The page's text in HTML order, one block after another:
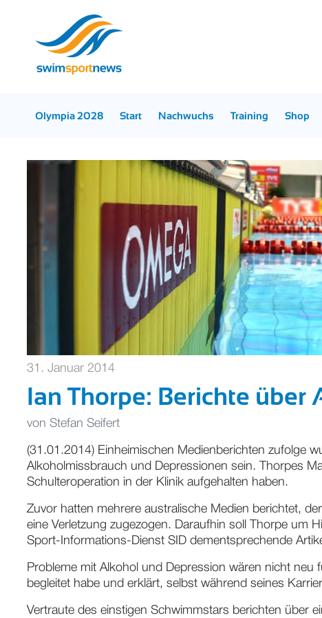
Olympia 2028 Start Nachwuchs Training Shop
31. Januar 2014
Ian Thorpe: Berichte
von Stefan Seifert
(31.01.2014) Einheimischen Medienberichten zufolge
Alkoholmissbrauch und Depressionen sein. Thorpes
Schulteroperation in der Klinik aufgehalten haben.
Zuvor hatten mehrere australische Medien berichtet,
eine Verletzung zugezogen. Daraufhin soll Thorpe um
Sport-Informations-Dienst SID dementsprechende
Probleme mit Alkohol und Depression wären nicht neu
begleitet habe und erklärt, selbst während seines
Vertraute des einstigen Schwimmstars berichten über